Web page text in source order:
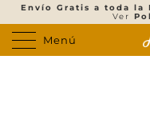
Envío Gratis a toda la
Ver
Menú